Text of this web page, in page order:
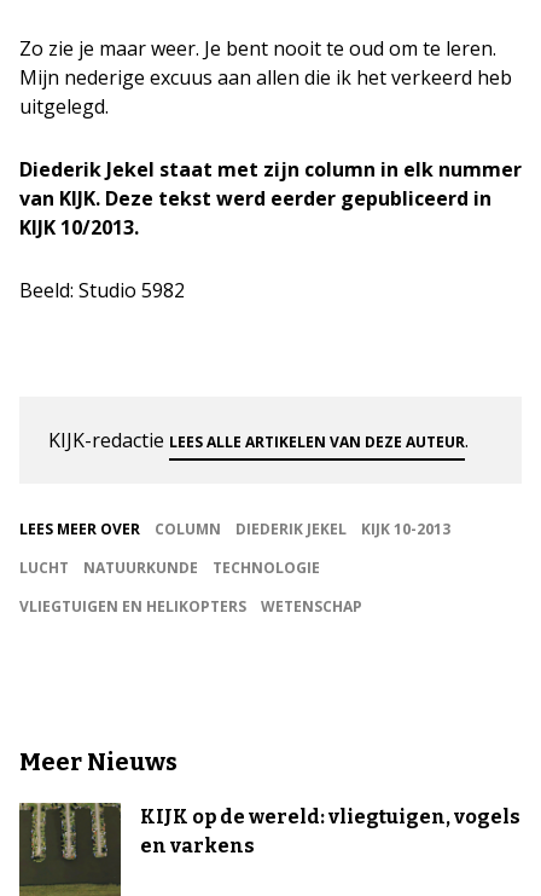
Zo zie je maar weer. Je bent nooit te oud om te leren.
Mijn nederige excuus aan allen die ik het verkeerd heb
uitgelegd.
Diederik Jekel staat met zijn column in elk nummer
van KIJK. Deze tekst werd eerder gepubliceerd in
KIJK 10/2013.
Beeld: Studio 5982
KIJK-redactie LEES ALLE ARTIKELEN VAN DEZE AUTEUR.
LEES MEER OVER COLUMN DIEDERIK JEKEL
KIJK 10-2013
LUCHT
NATUURKUNDE
TECHNOLOGIE
VLIEGTUIGEN EN HELIKOPTERS
WETENSCHAP
Meer Nieuws
KIJK op de wereld: vliegtuigen, vogels
en varkens